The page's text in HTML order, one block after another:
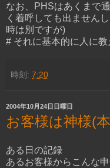
なお、PHSはあくまで
く着呼しても出ません
時は別ですが)
# それに基本的に人に
時刻: 7:20
2004年10月24日日曜日
お客様は神様(
ある日の記録
あるお客様からこんな